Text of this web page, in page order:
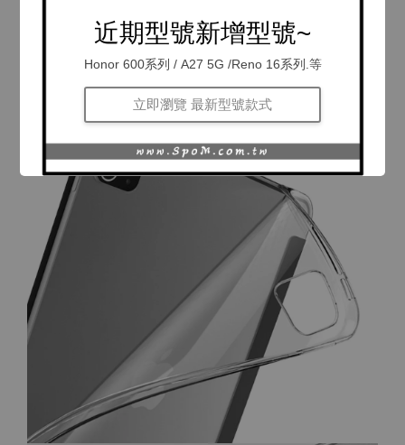
近期型號新增型號~
Honor 600系列 / A27 5G /Reno 16系列.等
立即瀏覽 最新型號款式